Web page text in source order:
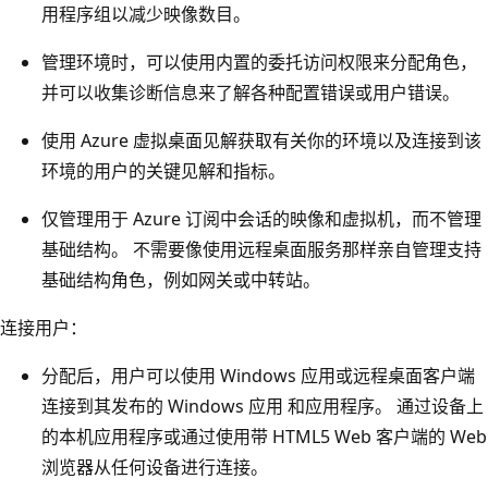
用程序组以减少映像数目。
管理环境时，可以使用内置的委托访问权限来分配角色，
并可以收集诊断信息来了解各种配置错误或用户错误。
使用 Azure 虚拟桌面见解获取有关你的环境以及连接到该
环境的用户的关键见解和指标。
仅管理用于 Azure 订阅中会话的映像和虚拟机，而不管理
基础结构。 不需要像使用远程桌面服务那样亲自管理支持
基础结构角色，例如网关或中转站。
连接用户：
分配后，用户可以使用 Windows 应用或远程桌面客户端
连接到其发布的 Windows 应用 和应用程序。 通过设备上
的本机应用程序或通过使用带 HTML5 Web 客户端的 Web
浏览器从任何设备进行连接。